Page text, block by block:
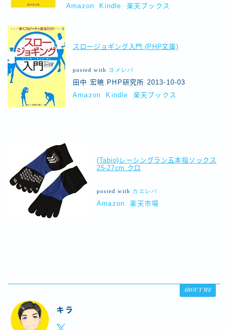
Amazon Kindle 楽天ブックス
スロージョギング入門 (PHP文庫)
posted with ヨメレバ
田中 宏暁 PHP研究所 2013-10-03
Amazon
Kindle 楽天ブックス
(Tabio)レーシングラン五本指ソックス
25-27cm クロ
posted with カエレバ
Amazon 楽天市場
ABOUT ME
キラ